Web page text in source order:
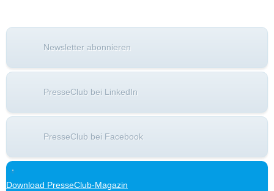
Newsletter abonnieren
PresseClub bei LinkedIn
PresseClub bei Facebook
Download PresseClub-Magazin